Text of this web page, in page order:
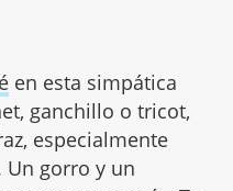
en esta simpática
ganchillo o tricot,
especialmente
Un gorro y un